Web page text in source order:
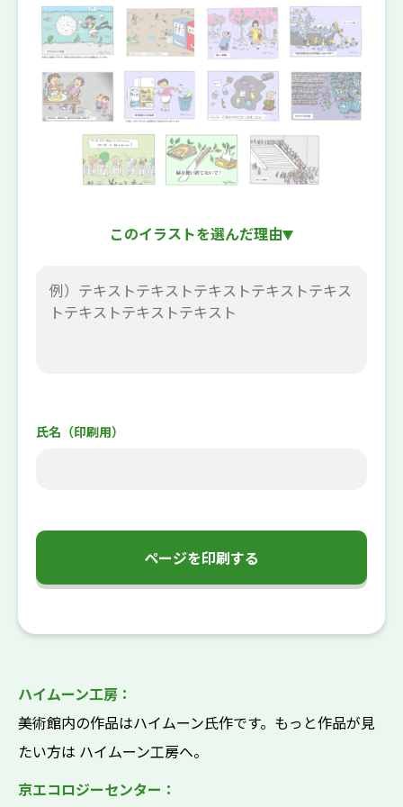
このイラストを選んだ理由
氏名（印刷用）
ページを印刷する
ハイムーン工房：
美術館内の作品はハイムーン氏作です。もっと作品が見
たい方は ハイムーン工房へ。
京エコロジーセンター：